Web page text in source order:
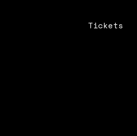
Tickets